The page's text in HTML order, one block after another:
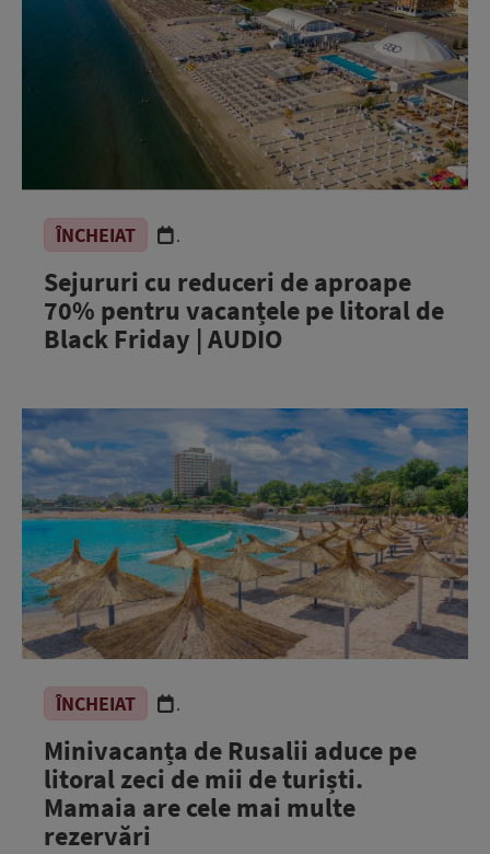
ÎNCHEIAT .
Sejururi cu reduceri de aproape
70% pentru vacanțele pe litoral de
Black Friday | AUDIO
ÎNCHEIAT .
Minivacanța de Rusalii aduce pe
litoral zeci de mii de turiști.
Mamaia are cele mai multe
rezervări